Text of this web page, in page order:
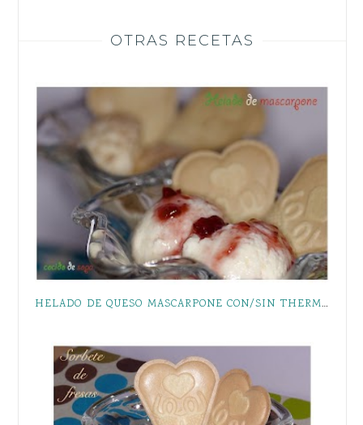
OTRAS RECETAS
HELADO DE QUESO MASCARPONE CON/SIN THERMOMIX